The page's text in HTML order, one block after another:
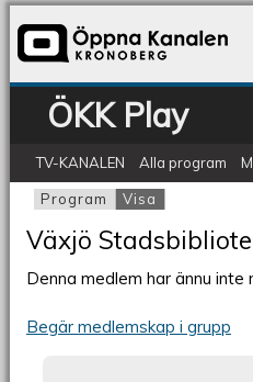
ÖKK Play
TV-KANALEN Alla program
Primära flikar
Program Visa
Växjö
Denna medlem har ännu
Begär medlemskap i grupp